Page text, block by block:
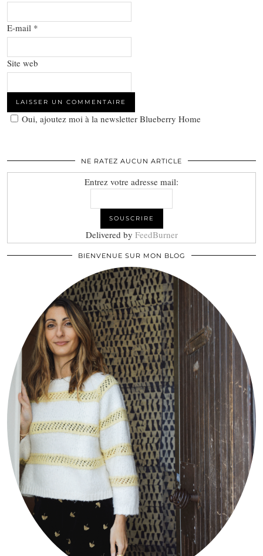
E-mail *
Site web
Oui, ajoutez moi à la newsletter Blueberry Home
NE RATEZ AUCUN ARTICLE
Entrez votre adresse mail:
Delivered by FeedBurner
BIENVENUE SUR MON BLOG